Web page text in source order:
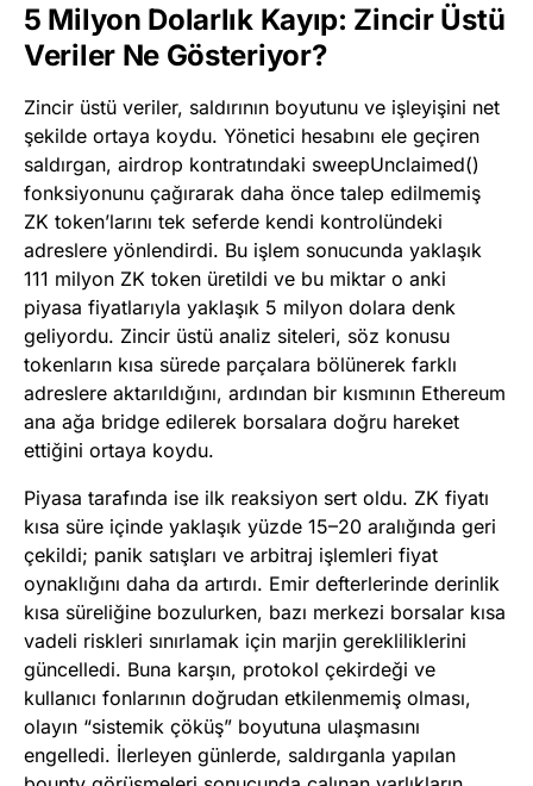
5 Milyon Dolarlık Kayıp: Zincir Üstü
Veriler Ne Gösteriyor?
Zincir üstü veriler, saldırının boyutunu ve işleyişini net
şekilde ortaya koydu. Yönetici hesabını ele geçiren
saldırgan, airdrop kontratındaki sweepUnclaimed()
fonksiyonunu çağırarak daha önce talep edilmemiş
ZK token’larını tek seferde kendi kontrolündeki
adreslere yönlendirdi. Bu işlem sonucunda yaklaşık
111 milyon ZK token üretildi ve bu miktar o anki
piyasa fiyatlarıyla yaklaşık 5 milyon dolara denk
geliyordu. Zincir üstü analiz siteleri, söz konusu
tokenların kısa sürede parçalara bölünerek farklı
adreslere aktarıldığını, ardından bir kısmının Ethereum
ana ağa bridge edilerek borsalara doğru hareket
ettiğini ortaya koydu.
Piyasa tarafında ise ilk reaksiyon sert oldu. ZK fiyatı
kısa süre içinde yaklaşık yüzde 15–20 aralığında geri
çekildi; panik satışları ve arbitraj işlemleri fiyat
oynaklığını daha da artırdı. Emir defterlerinde derinlik
kısa süreliğine bozulurken, bazı merkezi borsalar kısa
vadeli riskleri sınırlamak için marjin gerekliliklerini
güncelledi. Buna karşın, protokol çekirdeği ve
kullanıcı fonlarının doğrudan etkilenmemiş olması,
olayın “sistemik çöküş” boyutuna ulaşmasını
engelledi. İlerleyen günlerde, saldırganla yapılan